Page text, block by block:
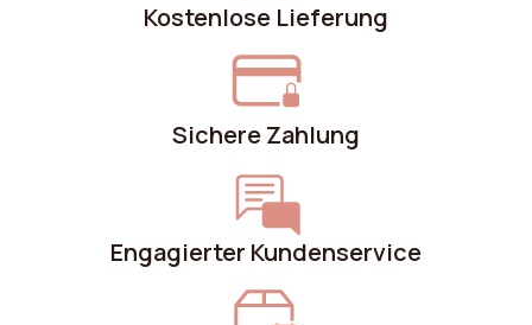
Kostenlose Lieferung
Sichere Zahlung
Engagierter Kundenservice